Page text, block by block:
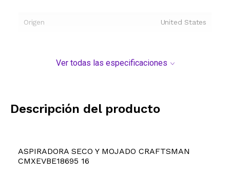
Origen United States
Ver todas las especificaciones
Descripción del producto
ASPIRADORA SECO Y MOJADO CRAFTSMAN
CMXEVBE18695 16